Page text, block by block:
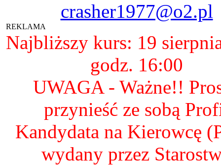
crasher1977@o2.pl
REKLAMA
Najbliższy kurs: 19
godz. 16:00
UWAGA - Ważne!!
przynieść ze sobą
Kandydata na Kierowcę
wydany przez